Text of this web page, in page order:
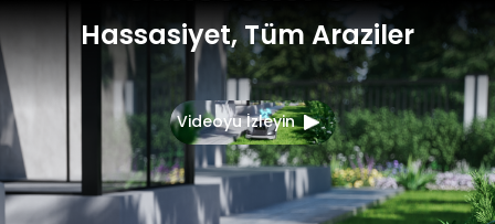
Hassasiyet, Tüm Araziler
Videoyu İzleyin